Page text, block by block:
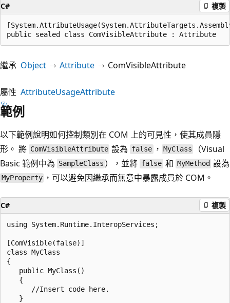
C# 複製
public sealed class ComVisibleAttribute : Attribute
繼承 Object Attribute ComVisibleAttribute
屬性 AttributeUsageAttribute
範例
以下範例說明如何控制類別在 COM 上的可見性，使其成員隱
形。 將 ComVisibleAttribute 設為 false， MyClass
（Visual
Basic 範例中為 SampleClass ），並將 false和 MyMethod 設為
MyProperty ，可以避免因繼承而無意中暴露成員於 COM。
C# 複製
using System.Runtime.InteropServices;
[ComVisible(false)]
class MyClass
{
   public MyClass()
   {
      //Insert code here.
   }